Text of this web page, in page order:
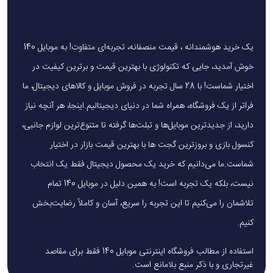
منتقل شود. همین قابلیت باعث شده که این محصول انتخابی
مناسب برای جلسات آنلاین و کلاس‌های آموزشی مجازی باشد،
جایی که کیفیت صدا نقش مهمی در درک بهتر مطالب دارد.
علاوه بر این، قیمت مناسب بودن این هندزفری باعث شده گزینه‌ای
عالی برای دانشجویان و کارمندان باشد؛ کسانی که می‌خواهند با
هزینه‌ای مناسب، محصولی باکیفیت در اختیار داشته باشند.
همچنین نباید از کاربرد آن در دنیای گیمینگ غافل شد. گیمرها
معمولاً به هندزفری‌هایی نیاز دارند که تاخیر بسیار کمی در انتقال
صدا داشته باشند.
مدل S12
به دلیل اتصال باسیم، این نیاز را
به‌خوبی برطرف کرده و تجربه‌ی بازی را روان‌تر و واقعی‌تر می‌کند.
برای خریداری این محصول بهتر است از سایت های معتبر
یک خرید هوشمندانه ، قیمت منصفانه، تجربه‌ای متفاوت! به موبایل 140
خوش آمدید، جایی که تکنولوژی با بهترین قیمت و برترین کیفیت در
اختیار شماست! با 28 سال تجربه در فروش موبایل و کالاهای دیجیتال، ما
فراتر از یک فروشگاه، همراه شما در دنیای دیجیتالیم.اینجا، هر آنچه نیاز
دارید، از جدیدترین موبایل‌ها و تبلت‌ها گرفته تا متنوع‌ترین لوازم جانبی،
کنسول بازی و بروزترین گجت ها با بهترین قیمت بازار در اختیار
شماست.ما می‌دانیم که خرید یک محصول دیجیتال فقط یک انتخاب
نیست، بلکه یک تجربه است! به همین دلیل در موبایل 140 تمام
تلاشمان را می‌کنیم تا این تجربه را سریع، آسان و کاملاً رضایت‌بخش
کنیم.
استفاده از مطالب فروشگاه اینترنتی موبایل 140 فقط برای مقاصد
غیرتجاری و با ذکر منبع بلامانع است.